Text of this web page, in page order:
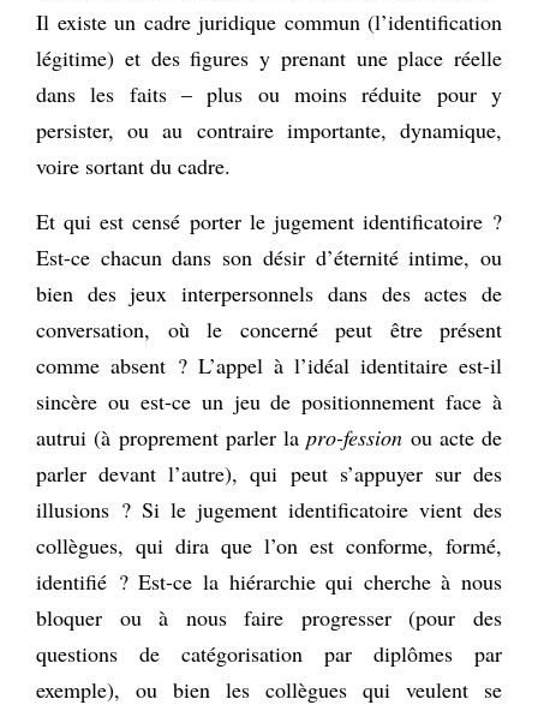
Il existe un cadre juridique commun (l’identification
légitime) et des figures y prenant une place réelle
dans les faits – plus ou moins réduite pour y
persister, ou au contraire importante, dynamique,
voire sortant du cadre.
Et qui est censé porter le jugement identificatoire ?
Est-ce chacun dans son désir d’éternité intime, ou
bien des jeux interpersonnels dans des actes de
conversation, où le concerné peut être présent
comme absent ? L’appel à l’idéal identitaire est-il
sincère ou est-ce un jeu de positionnement face à
autrui (à proprement parler lapro-fession ou acte de
parler devant l’autre), qui peut s’appuyer sur des
illusions ? Si le jugement identificatoire vient des
collègues, qui dira que l’on est conforme, formé,
identifié ? Est-ce la hiérarchie qui cherche à nous
bloquer ou à nous faire progresser (pour des
questions de catégorisation par diplômes par
exemple), ou bien les collègues qui veulent se